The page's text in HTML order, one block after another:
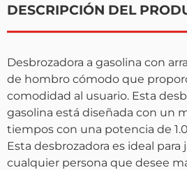
DESCRIPCIÓN DEL
Desbrozadora a gasolina con
de hombro cómodo que
comodidad al usuario. Esta
gasolina está diseñada con un
tiempos con una potencia de
Esta desbrozadora es ideal para
cualquier persona que desee